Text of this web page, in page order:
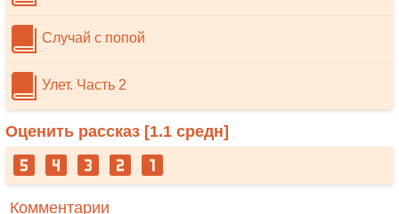
Случай с попой
Улет. Часть 2
Оценить рассказ [1.1 средн]
Комментарии